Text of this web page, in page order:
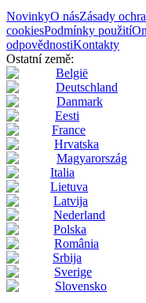
NovinkyO násZásady
cookiesPodmínky použití
odpovědnostiKontakty
Ostatní země:
België
Deutschland
Danmark
Eesti
France
Hrvatska
Magyarország
Italia
Lietuva
Latvija
Nederland
Polska
România
Srbija
Sverige
Slovensko